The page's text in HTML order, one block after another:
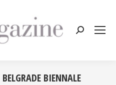
Cerca:
BELGRADE BIENNALE